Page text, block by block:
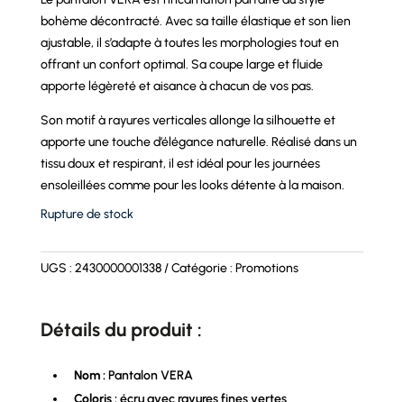
bohème décontracté. Avec sa taille élastique et son lien
ajustable, il s’adapte à toutes les morphologies tout en
offrant un confort optimal. Sa coupe large et fluide
apporte légèreté et aisance à chacun de vos pas.
Son motif à rayures verticales allonge la silhouette et
apporte une touche d’élégance naturelle. Réalisé dans un
tissu doux et respirant, il est idéal pour les journées
ensoleillées comme pour les looks détente à la maison.
Rupture de stock
UGS : 2430000001338 Catégorie : Promotions
Détails du produit :
Nom :Pantalon VERA
Coloris :écru avec rayures fines vertes